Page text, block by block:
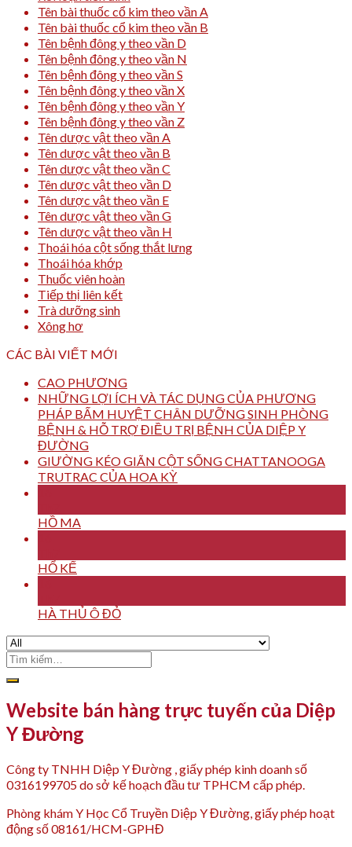
Tên bài thuốc cổ kim theo vần A
Tên bài thuốc cổ kim theo vần B
Tên bệnh đông y theo vần D
Tên bệnh đông y theo vần N
Tên bệnh đông y theo vần S
Tên bệnh đông y theo vần X
Tên bệnh đông y theo vần Y
Tên bệnh đông y theo vần Z
Tên dược vật theo vần A
Tên dược vật theo vần B
Tên dược vật theo vần C
Tên dược vật theo vần D
Tên dược vật theo vần E
Tên dược vật theo vần G
Tên dược vật theo vần H
Thoái hóa cột sống thắt lưng
Thoái hóa khớp
Thuốc viên hoàn
Tiếp thị liên kết
Trà dưỡng sinh
Xông hơ
CÁC BÀI VIẾT MỚI
CAO PHƯƠNG
NHỮNG LỢI ÍCH VÀ TÁC DỤNG CỦA PHƯƠNG
PHÁP BẤM HUYỆT CHÂN DƯỠNG SINH PHÒNG
BỆNH & HỖ TRỢ ĐIỀU TRỊ BỆNH CỦA DIỆP Y
ĐƯỜNG
GIƯỜNG KÉO GIÃN CỘT SỐNG CHATTANOOGA
TRUTRAC CỦA HOA KỲ
HỒ MA
HỔ KẾ
HÀ THỦ Ô ĐỎ
Tìm
kiếm:
Website bán hàng trực tuyến của Diệp
Y Đường
Công ty TNHH Diệp Y Đường , giấy phép kinh doanh số
0316199705 do sở kế hoạch đầu tư TPHCM cấp phép.
Phòng khám Y Học Cổ Truyền Diệp Y Đường, giấy phép hoạt
động số 08161/HCM-GPHĐ